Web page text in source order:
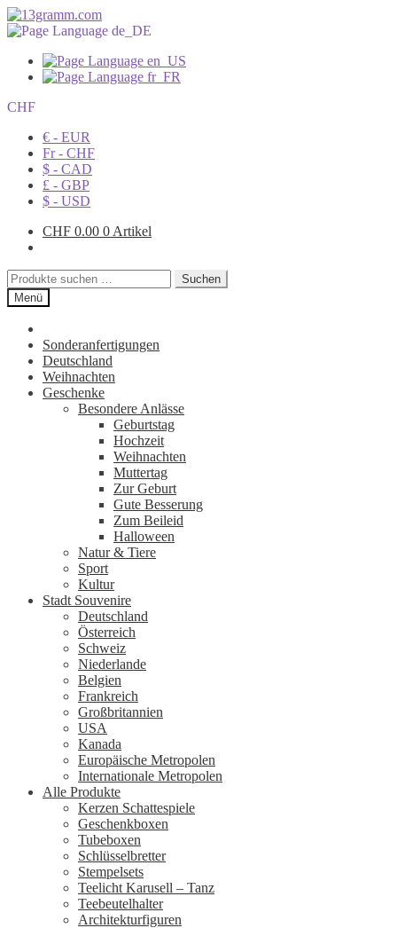
CHF
€ - EUR
Fr - CHF
$ - CAD
£ - GBP
$ - USD
CHF 0.00 0 Artikel
Suchen
nach:
Suchen
Menü
Sonderanfertigungen
Deutschland
Weihnachten
Geschenke
Besondere Anlässe
Geburtstag
Hochzeit
Weihnachten
Muttertag
Zur Geburt
Gute Besserung
Zum Beileid
Halloween
Natur & Tiere
Sport
Kultur
Stadt Souvenire
Deutschland
Österreich
Schweiz
Niederlande
Belgien
Frankreich
Großbritannien
USA
Kanada
Europäische Metropolen
Internationale Metropolen
Alle Produkte
Kerzen Schattespiele
Geschenkboxen
Tubeboxen
Schlüsselbretter
Stempelsets
Teelicht Karusell – Tanz
Teebeutelhalter
Architekturfiguren